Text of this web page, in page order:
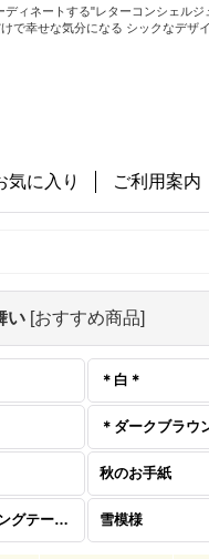
ィネートする"レターコンシェル
で幸せな気分になる シックなデザ
気に入り ご利用案内
い [おすすめ商品]
＊白＊
＊ダークブラウ
秋のお手紙
＊切手・マスキングテープ・うちわレター＊ 雪模様